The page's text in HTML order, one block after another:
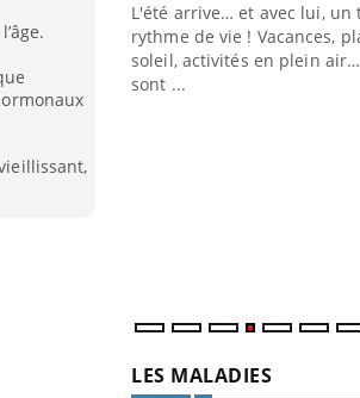
chez les
L'été arrive… et avec lui, un
rythme de vie ! Vacances,
soleil, activités en plein
sont ...
LES MALADIES